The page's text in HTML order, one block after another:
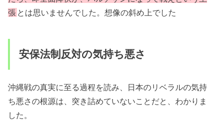
張 とは思いませんでした。想像の斜め上でした
安保法制反対の気持ち悪さ
沖縄戦の真実に至る過程を読み、日本のリベラルの気持
ち悪さの根源は、突き詰めていないことだと、わかりま
した。